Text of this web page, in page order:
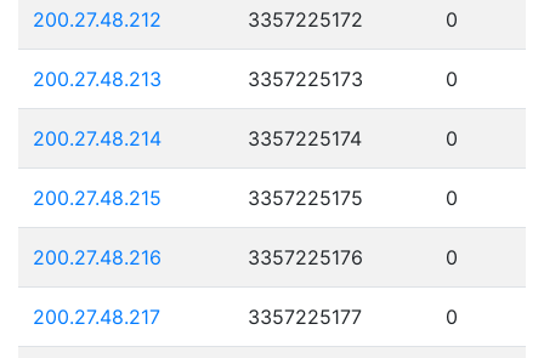
200.27.48.212 3357225172 0
200.27.48.213 3357225173 0
200.27.48.214 3357225174 0
200.27.48.215 3357225175 0
200.27.48.216 3357225176 0
200.27.48.217 3357225177 0